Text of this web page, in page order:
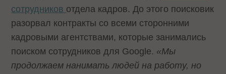
сотрудников отдела кадров. До этого поисковик
разорвал контракты со всеми сторонними
кадровыми агентствами, которые занимались
поиском сотрудников для Google. «Мы
продолжаем нанимать людей на работу, но